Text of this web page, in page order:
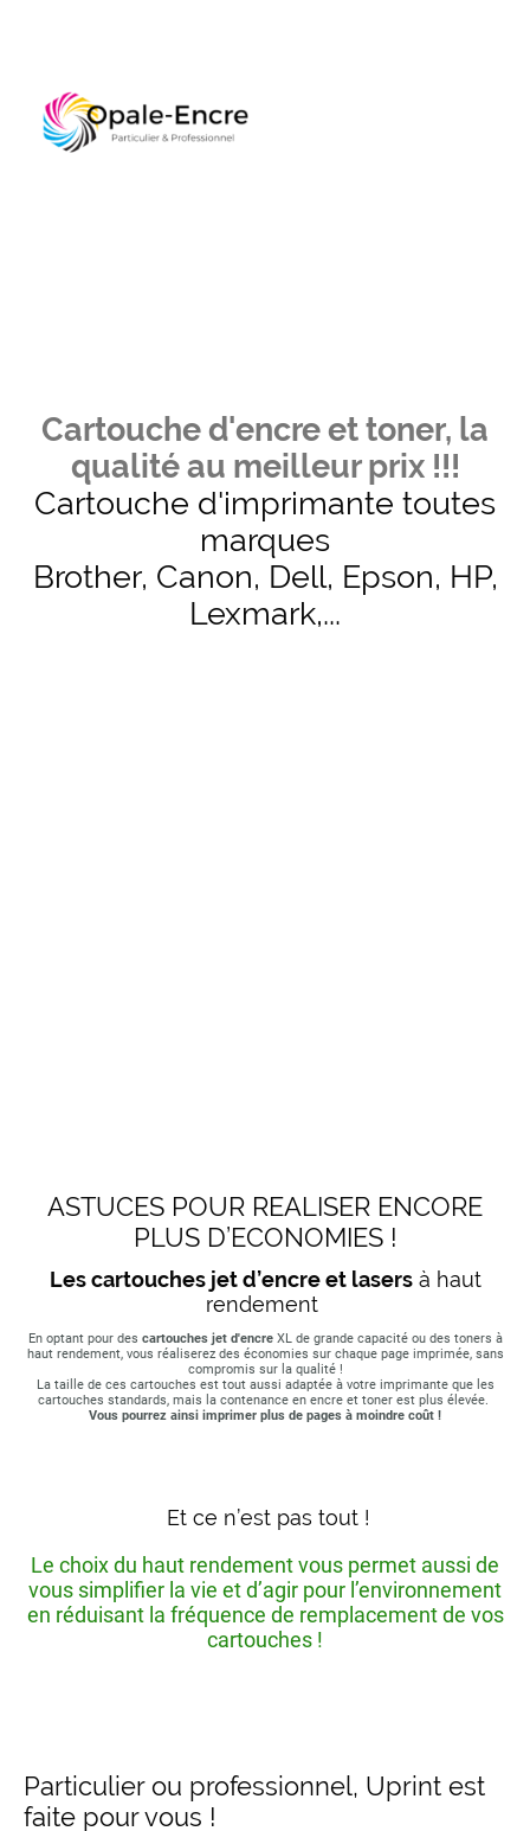
Cartouche d'encre et toner, la
qualité au meilleur prix !!!
Cartouche d'imprimante toutes
marques
Brother, Canon, Dell, Epson, HP,
Lexmark,...
ASTUCES POUR REALISER ENCORE
PLUS D’ECONOMIES !
Les cartouches jet d’encre et lasersà haut
rendement
En optant pour des cartouches jet d'encreXL de grande capacité ou des toners à
haut rendement, vous réaliserez des économies sur chaque page imprimée, sans
compromis sur la qualité !
La taille de ces cartouches est tout aussi adaptée à votre imprimante que les
cartouches standards, mais la contenance en encre et toner est plus élevée.
Vous pourrez ainsi imprimer plus de pages à moindre coût !
Et ce n’est pas tout !
Le choix du haut rendement vous permet aussi de
vous simplifier la vie et d’agir pour l’environnement
en réduisant la fréquence de remplacement de vos
cartouches !
Particulier ou professionnel, Uprint est
faite pour vous !